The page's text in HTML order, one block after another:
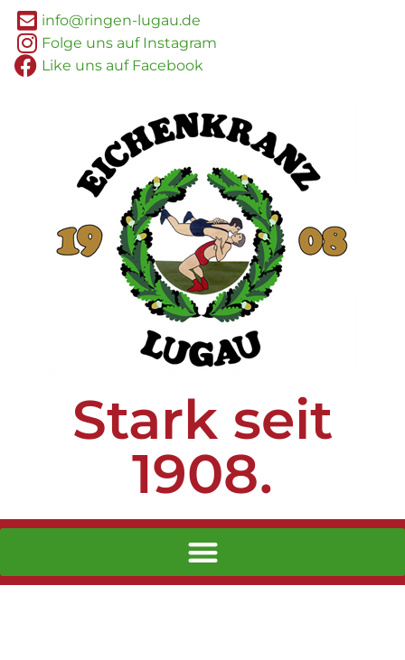
info@ringen-lugau.de
Folge uns auf Instagram
Like uns auf Facebook
Stark seit
1908.